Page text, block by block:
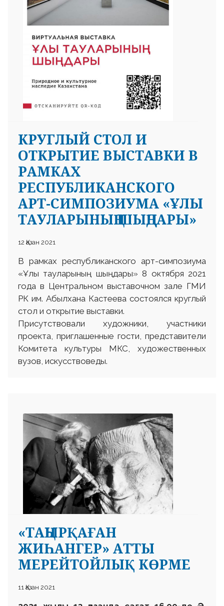
КРУГЛЫЙ СТОЛ И
ОТКРЫТИЕ ВЫСТАВКИ В
РАМКАХ
РЕСПУБЛИКАНСКОГО
АРТ-СИМПОЗИУМА «ҰЛЫ
ТАУЛАРЫНЫҢ ШЫҢДАРЫ»
12 Қазан 2021
В рамках республиканского арт-симпозиума
«Ұлы тауларының шыңдары» 8 октября 2021
года в Центральном выставочном зале ГМИ
РК им. Абылхана Кастеева состоялся круглый
стол и открытие выставки.
Присутствовали художники, участники
проекта, приглашенные гости, представители
Комитета культуры МКС, художественных
вузов, искусствоведы.
«ТАҢЫРҚАҒАН
ЖИҺАНГЕР» АТТЫ
МЕРЕЙТОЙЛЫҚ КӨРМЕ
11 Қазан 2021